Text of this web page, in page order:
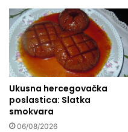
s
p
o
e
:
S
p
r
i
Ukusna hercegovačka
poslastica: Slatka
smokvara
06/08/2026